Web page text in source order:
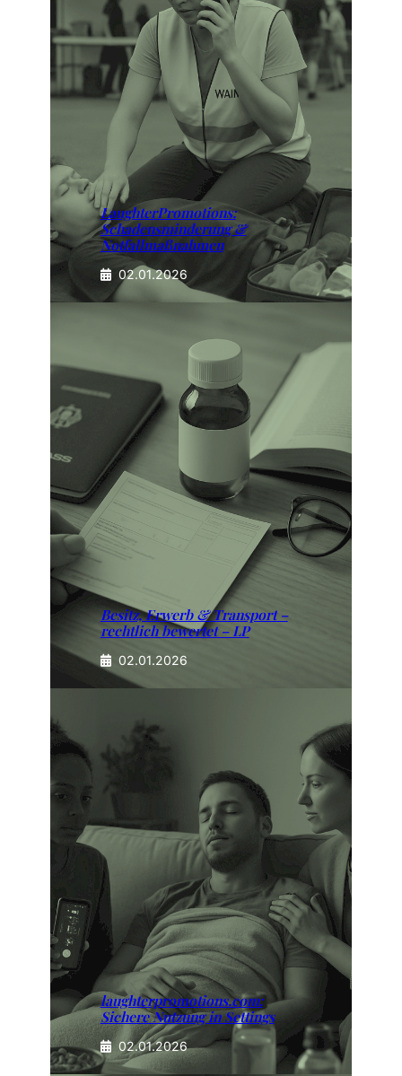
LaughterPromotions:
Schadensminderung &
Notfallmaßnahmen
02.01.2026
Besitz, Erwerb & Transport –
rechtlich bewertet – LP
02.01.2026
laughterpromotions.com:
Sichere Nutzung in Settings
02.01.2026